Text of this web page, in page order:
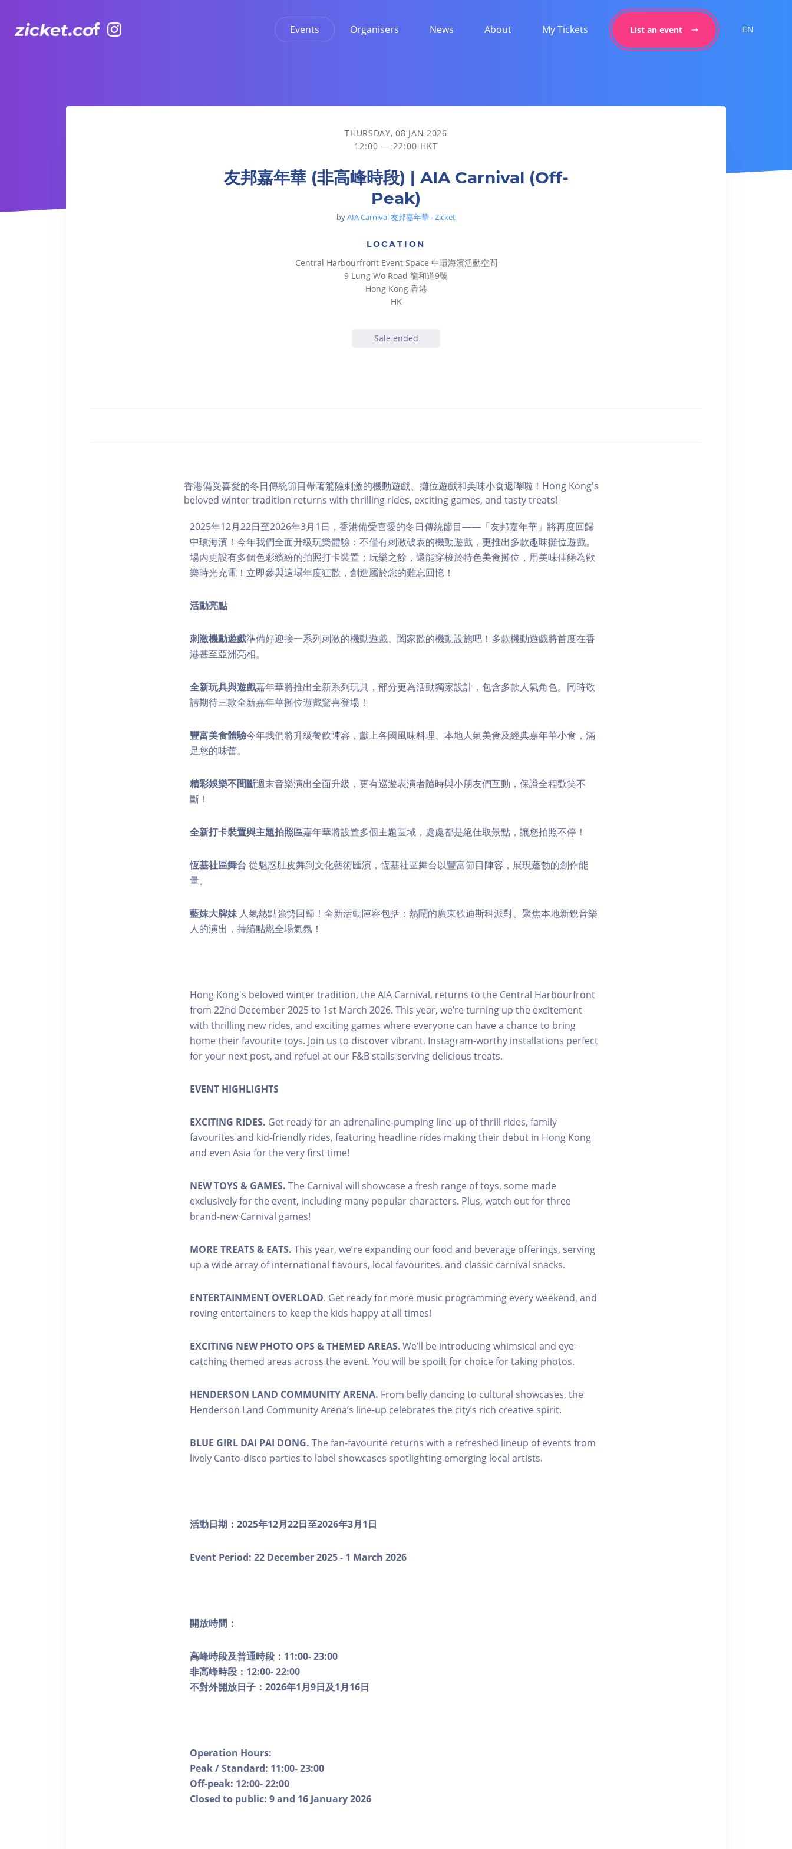
Events Organisers News About My Tickets List an event EN
友邦嘉年華 (非高峰時段) | AIA Carnival (Off-Peak)
THURSDAY, 08 JAN 2026
12:00 — 22:00 HKT
友邦嘉年華 (非高峰時段) | AIA Carnival (Off-
Peak)
byAIA Carnival 友邦嘉年華 - Zicket
LOCATION
Central Harbourfront Event Space 中環海濱活動空間
9 Lung Wo Road 龍和道9號
Hong Kong 香港
HK
Sale ended
香港備受喜愛的冬日傳統節目帶著驚險刺激的機動遊戲、攤位遊戲和美味小食返嚟啦！Hong Kong's
beloved winter tradition returns with thrilling rides, exciting games, and tasty treats!
2025年12月22日至2026年3月1日，香港備受喜愛的冬日傳統節目——「友邦嘉年華」將再度回歸
中環海濱！今年我們全面升級玩樂體驗：不僅有刺激破表的機動遊戲，更推出多款趣味攤位遊戲。
場內更設有多個色彩繽紛的拍照打卡裝置；玩樂之餘，還能穿梭於特色美食攤位，用美味佳餚為歡
樂時光充電！立即參與這場年度狂歡，創造屬於您的難忘回憶！
活動亮點
刺激機動遊戲準備好迎接一系列刺激的機動遊戲、闔家歡的機動設施吧！多款機動遊戲將首度在香
港甚至亞洲亮相。
全新玩具與遊戲嘉年華將推出全新系列玩具，部分更為活動獨家設計，包含多款人氣角色。同時敬
請期待三款全新嘉年華攤位遊戲驚喜登場！
豐富美食體驗今年我們將升級餐飲陣容，獻上各國風味料理、本地人氣美食及經典嘉年華小食，滿
足您的味蕾。
精彩娛樂不間斷週末音樂演出全面升級，更有巡遊表演者隨時與小朋友們互動，保證全程歡笑不
斷！
全新打卡裝置與主題拍照區嘉年華將設置多個主題區域，處處都是絕佳取景點，讓您拍照不停！
恆基社區舞台 從魅惑肚皮舞到文化藝術匯演，恆基社區舞台以豐富節目陣容，展現蓬勃的創作能
量。
藍妹大牌妹人氣熱點強勢回歸！全新活動陣容包括：熱鬧的廣東歌迪斯科派對、聚焦本地新銳音樂
人的演出，持續點燃全場氣氛！
Hong Kong's beloved winter tradition, the AIA Carnival, returns to the Central Harbourfront
from 22nd December 2025 to 1st March 2026. This year, we’re turning up the excitement
with thrilling new rides, and exciting games where everyone can have a chance to bring
home their favourite toys. Join us to discover vibrant, Instagram-worthy installations perfect
for your next post, and refuel at our F&B stalls serving delicious treats.
EVENT HIGHLIGHTS
EXCITING RIDES. Get ready for an adrenaline-pumping line-up of thrill rides, family
favourites and kid-friendly rides, featuring headline rides making their debut in Hong Kong
and even Asia for the very first time!
NEW TOYS & GAMES. The Carnival will showcase a fresh range of toys, some made
exclusively for the event, including many popular characters. Plus, watch out for three
brand-new Carnival games!
MORE TREATS & EATS. This year, we’re expanding our food and beverage offerings, serving
up a wide array of international flavours, local favourites, and classic carnival snacks.
ENTERTAINMENT OVERLOAD. Get ready for more music programming every weekend, and
roving entertainers to keep the kids happy at all times!
EXCITING NEW PHOTO OPS & THEMED AREAS. We’ll be introducing whimsical and eye-
catching themed areas across the event. You will be spoilt for choice for taking photos.
HENDERSON LAND COMMUNITY ARENA. From belly dancing to cultural showcases, the
Henderson Land Community Arena’s line-up celebrates the city’s rich creative spirit.
BLUE GIRL DAI PAI DONG. The fan-favourite returns with a refreshed lineup of events from
lively Canto-disco parties to label showcases spotlighting emerging local artists.
活動日期： 2025年12月22日至2026年3月1日
Event Period: 22 December 2025 - 1 March 2026
開放時間：
高峰時段及普通時段： 11:00- 23:00
非高峰時段： 12:00- 22:00
不對外開放日子： 2026年1月9日及1月16日
Operation Hours:
Peak / Standard: 11:00- 23:00
Off-peak: 12:00- 22:00
Closed to public: 9 and 16 January 2026